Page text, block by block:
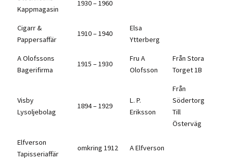
Kappmagasin
1930 – 1960
Cigarr &
Pappersaffär
1910 – 1940
Elsa
Ytterberg
A Olofssons
Bagerifirma
1915 – 1930
Fru A
Olofsson
Från Stora
Torget 1B
Visby
Lysoljebolag
1894 – 1929
L. P.
Eriksson
Från
Södertorg
Till
Österväg
Elfverson
Tapisseriaffär
omkring 1912 A Elfverson